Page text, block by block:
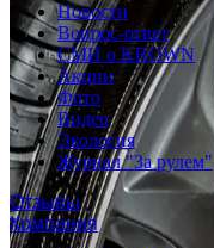
Новости
Вопрос-ответ
СМИ о KROWN
Акции
Фото
Видео
Экология
Журнал "За рулем"
Отзывы
Компания